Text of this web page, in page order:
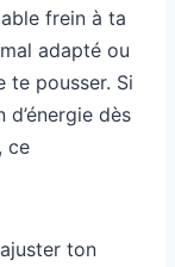
frein à ta
adapté ou
te pousser. Si
dès
ce
ton